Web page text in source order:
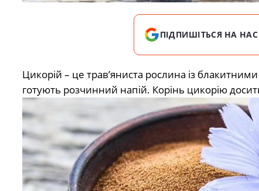
ПІДПИШІТЬСЯ НА НАС
Цикорій – це трав’яниста рослина із
готують розчинний напій. Корінь цикорію